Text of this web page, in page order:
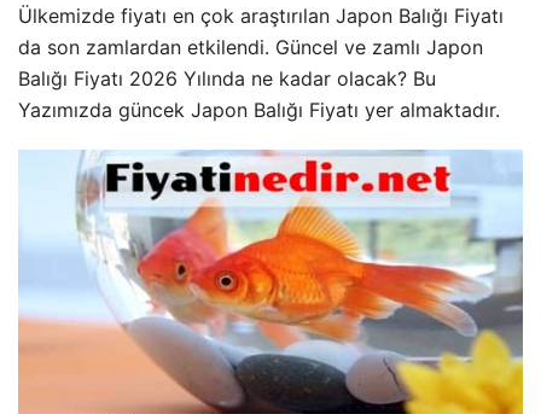
Ülkemizde fiyatı en çok araştırılan Japon Balığı Fiyatı
da son zamlardan etkilendi. Güncel ve zamlı Japon
Balığı Fiyatı 2026 Yılında ne kadar olacak? Bu
Yazımızda güncek Japon Balığı Fiyatı yer almaktadır.